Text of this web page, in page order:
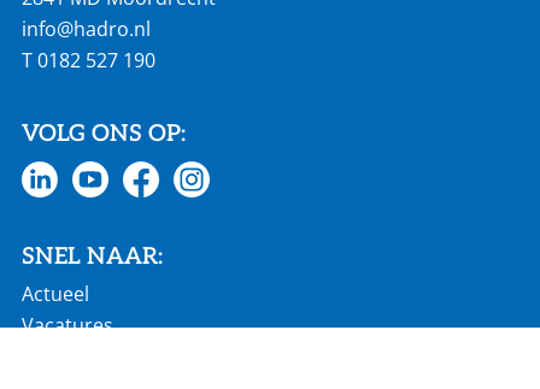
info@hadro.nl
T0182 527 190
VOLG ONS OP:
SNEL NAAR:
Actueel
Vacatures